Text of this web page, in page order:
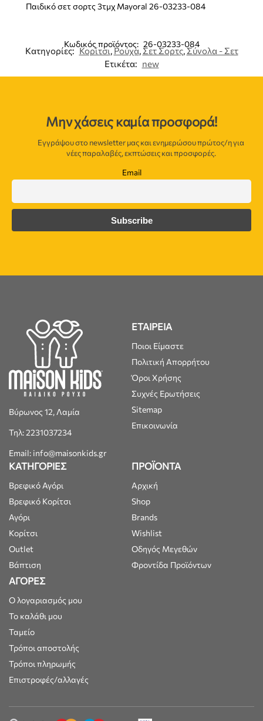
Παιδικό σετ σορτς 3τμχ Mayoral 26-03233-084
Κωδικός προϊόντος: 26-03233-084
Κατηγορίες: Κορίτσι,Ρούχα, Σετ Σορτς,Σύνολα - Σετ
Ετικέτα: new
Μην χάσεις καμία προσφορά!
Εγγράψου στο newsletter μας και ενημερώσου πρώτος/η για
νέες παραλαβές, εκπτώσεις και προσφορές.
Email
Βύρωνος 12, Λαμία
Τηλ: 2231037234
Email: info@maisonkids.gr
ΕΤΑΙΡΕΙΑ
Ποιοι Είμαστε
Πολιτική Απορρήτου
Όροι Χρήσης
Συχνές Ερωτήσεις
Sitemap
Επικοινωνία
ΚΑΤΗΓΟΡΙΕΣ
Βρεφικό Αγόρι
Βρεφικό Κορίτσι
Αγόρι
Κορίτσι
Outlet
Βάπτιση
ΠΡΟΪΟΝΤΑ
Αρχική
Shop
Brands
Wishlist
Οδηγός Μεγεθών
Φροντίδα Προϊόντων
ΑΓΟΡΕΣ
Ο λογαριασμός μου
Το καλάθι μου
Ταμείο
Τρόποι αποστολής
Τρόποι πληρωμής
Επιστροφές/αλλαγές